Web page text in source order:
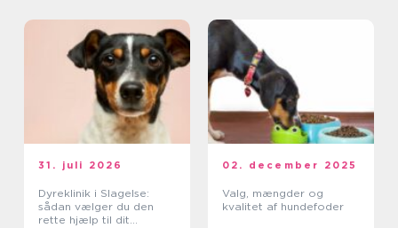
31. juli 2026
Dyreklinik i Slagelse:
sådan vælger du den
rette hjælp til dit
02. december 2025
Valg, mængder og
kvalitet af hundefoder